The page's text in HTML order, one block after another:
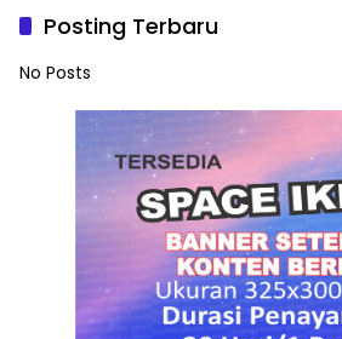
Posting Terbaru
No Posts